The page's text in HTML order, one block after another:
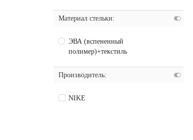
Материал стельки:
ЭВА (вспененный
полимер)+текстиль
Производитель:
NIKE